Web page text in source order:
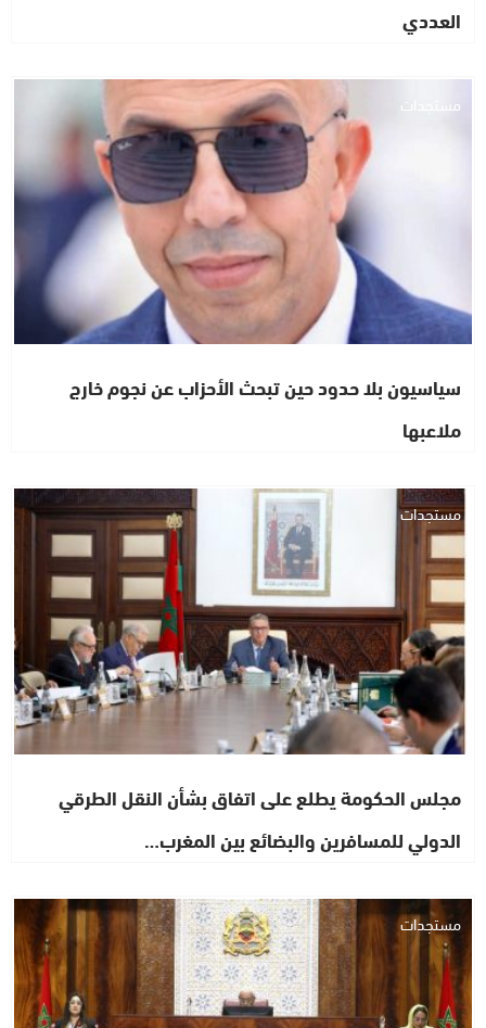
العددي
مستجدات
سياسيون بلا حدود حين تبحث الأحزاب عن نجوم خارج
ملاعبها
مستجدات
مجلس الحكومة يطلع على اتفاق بشأن النقل الطرقي
الدولي للمسافرين والبضائع بين المغرب…
مستجدات